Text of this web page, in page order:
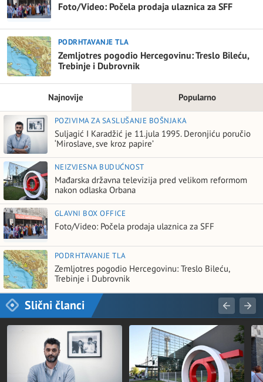
Foto/Video: Počela prodaja ulaznica za SFF
PODRHTAVANJE TLA
Zemljotres pogodio Hercegovinu: Treslo Bileću,
Trebinje i Dubrovnik
Najnovije Popularno
POZIVIMA ZA SASLUŠANJE BOŠNJAKA
Suljagić I Karadžić je 11.jula 1995. Deronjiću poručio
‘Miroslave, sve kroz papire’
NEIZVJESNA BUDUĆNOST
Mađarska državna televizija pred velikom reformom
nakon odlaska Orbana
GLAVNI BOX OFFICE
Foto/Video: Počela prodaja ulaznica za SFF
PODRHTAVANJE TLA
Zemljotres pogodio Hercegovinu: Treslo Bileću,
Trebinje i Dubrovnik
Slični članci